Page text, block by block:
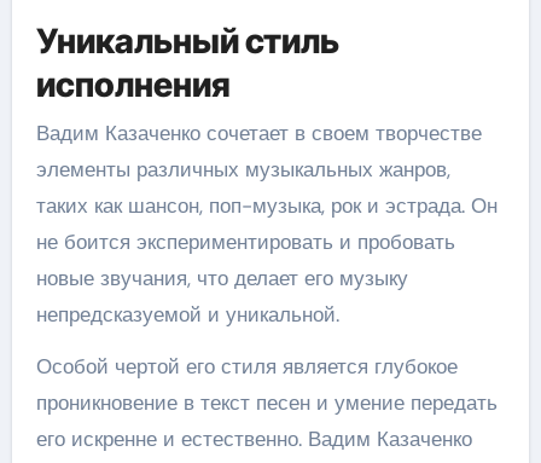
Уникальный стиль
исполнения
Вадим Казаченко сочетает в своем творчестве
элементы различных музыкальных жанров,
таких как шансон, поп-музыка, рок и эстрада. Он
не боится экспериментировать и пробовать
новые звучания, что делает его музыку
непредсказуемой и уникальной.
Особой чертой его стиля является глубокое
проникновение в текст песен и умение передать
его искренне и естественно. Вадим Казаченко